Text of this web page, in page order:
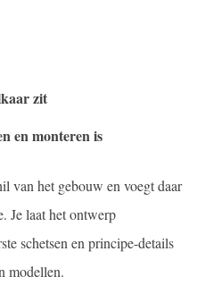
zit
en monteren is
van het gebouw en voegt daar
Je laat het ontwerp
schetsen en principe-details
modellen.